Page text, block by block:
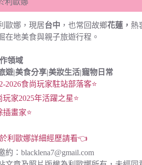
歐娜，現居台中 ，也常回故鄉花蓮， 熱
在地美食與親子旅遊行程。
領域
遊|美食分享|美妝生活|寵物日常
2026食尚玩家駐站部落客⭐
玩家2025年活躍之星⭐
插畫家⭐
利歐娜詳細經歷請看👈
約： blacklena7@gmail.com